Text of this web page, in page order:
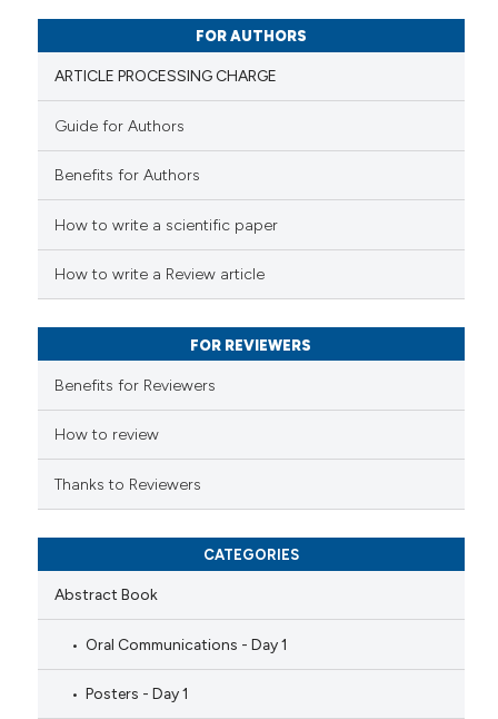
how this article has been
scite.ai
shows how a scientific paper
mentions, or contrasts
claim, and a label
in which section the
was made.
FOR AUTHORS
ARTICLE PROCESSING CHARGE
Guide for Authors
Benefits for Authors
How to write a scientific paper
How to write a Review article
FOR REVIEWERS
Benefits for Reviewers
How to review
Thanks to Reviewers
CATEGORIES
Abstract Book
Oral Communications - Day 1
Posters - Day 1